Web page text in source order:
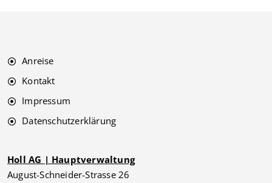
Anreise
Kontakt
Impressum
Datenschutzerklärung
Holl AG | Hauptverwaltung
August-Schneider-Strasse 26